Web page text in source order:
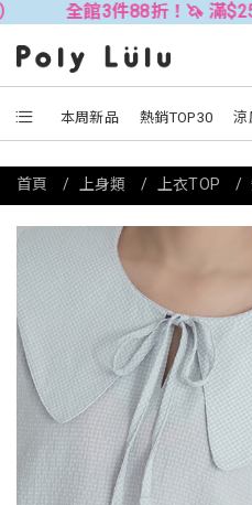
3件88折！🦄 滿$2500折
本周新品 熱銷TOP30 涼
首頁 上身類 上衣TOP